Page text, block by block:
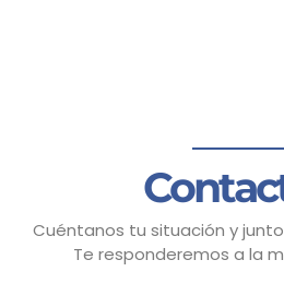
Cuéntanos tu situación y
Te responderemos a la